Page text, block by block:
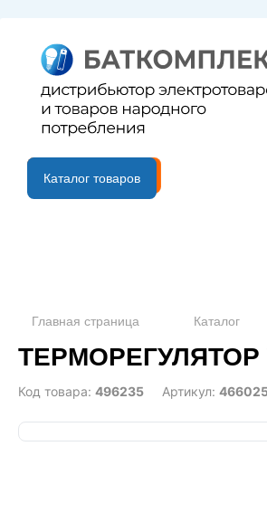
B2B портал
Каталог товаров
Главная страница Каталог
ТЕРМОРЕГУЛЯТОР
Код товара: 496235 Артикул: